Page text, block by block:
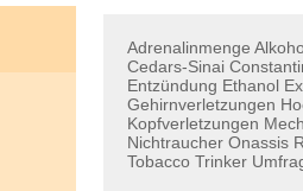
Adrenalinmenge
Cedars-Sinai
Entzündung Ethanol
Gehirnverletzungen
Kopfverletzungen
Nichtraucher Onassis
Tobacco Trinker